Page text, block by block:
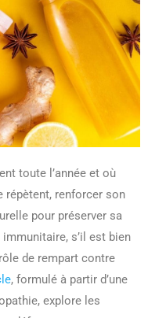
toute l’année et où
répètent, renforcer son
pour préserver sa
s’il est bien
de rempart contre
, formulé à partir d’une
explore les